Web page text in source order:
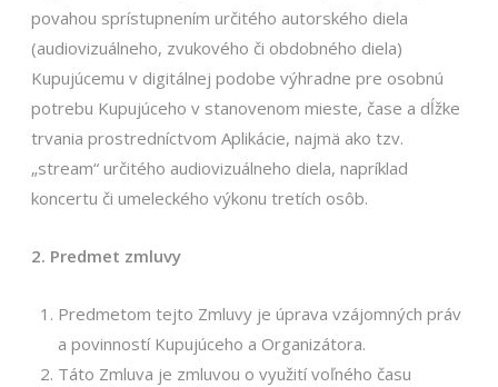
povahou sprístupnením určitého autorského diela
(audiovizuálneho, zvukového či obdobného diela)
Kupujúcemu v digitálnej podobe výhradne pre osobnú
potrebu Kupujúceho v stanovenom mieste, čase a dĺžke
trvania prostredníctvom Aplikácie, najmä ako tzv.
„stream“ určitého audiovizuálneho diela, napríklad
koncertu či umeleckého výkonu tretích osôb.
2. Predmet zmluvy
Predmetom tejto Zmluvy je úprava vzájomných práv
a povinností Kupujúceho a Organizátora.
Táto Zmluva je zmluvou o využití voľného času